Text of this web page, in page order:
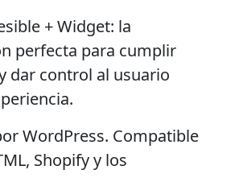
+ Widget: la
perfecta para cumplir
dar control al usuario
WordPress. Compatible
Shopify y los